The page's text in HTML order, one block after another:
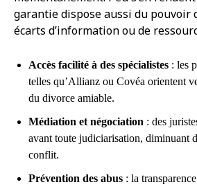
garantie dispose aussi du pouvoir
écarts d’information ou de
Accès facilité à des spécialistes : les
telles qu’Allianz ou Covéa orientent
du divorce amiable.
Médiation et négociation : des
avant toute judiciarisation, diminuant
conflit.
Prévention des abus : la